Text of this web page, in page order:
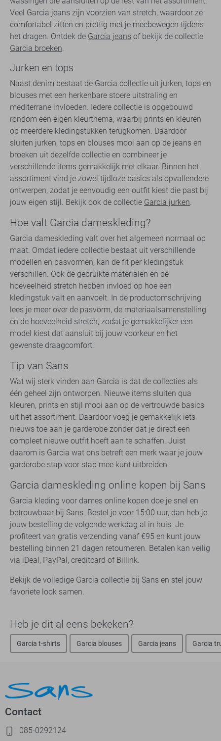
Veel Garcia jeans zijn voorzien van stretch, waardoor ze
comfortabel zitten en prettig met je meebewegen tijdens
het dragen. Ontdek de Garcia jeans of bekijk de collectie
Garcia broeken.
Jurken en tops
Naast denim bestaat de Garcia collectie uit jurken, tops en
blouses met een herkenbare stoere uitstraling en
mediterrane invloeden. Iedere collectie is opgebouwd
rondom een eigen kleurthema, waarbij prints en kleuren
op meerdere kledingstukken terugkomen. Daardoor
sluiten jurken, tops en blouses mooi aan op de jeans en
broeken uit dezelfde collectie en combineer je
verschillende items gemakkelijk met elkaar. Binnen het
assortiment vind je zowel tijdloze basics als opvallendere
ontwerpen, zodat je eenvoudig een outfit kiest die past bij
jouw eigen stijl. Bekijk ook de collectie Garcia jurken.
Hoe valt Garcia dameskleding?
Garcia dameskleding valt over het algemeen normaal op
maat. Omdat iedere collectie bestaat uit verschillende
modellen en pasvormen, kan de fit per kledingstuk
verschillen. Ook de gebruikte materialen en de
hoeveelheid stretch hebben invloed op hoe een
kledingstuk valt en aanvoelt. In de productomschrijving
lees je meer over de pasvorm, de materiaalsamenstelling
en de hoeveelheid stretch, zodat je gemakkelijker een
model kiest dat aansluit bij jouw voorkeur en het
gewenste draagcomfort.
Tip van Sans
Wat wij sterk vinden aan Garcia is dat de collecties als
één geheel zijn ontworpen. Nieuwe items sluiten qua
kleuren, prints en stijl mooi aan op de vertrouwde basics
uit het assortiment. Daardoor voeg je gemakkelijk iets
nieuws toe aan je garderobe zonder dat je direct een
compleet nieuwe outfit hoeft aan te schaffen. Juist
daarom is Garcia wat ons betreft een merk waar je jouw
garderobe stap voor stap mee kunt uitbreiden.
Garcia dameskleding online kopen bij Sans
Garcia kleding voor dames online kopen doe je snel en
betrouwbaar bij Sans. Bestel je voor 15:00 uur, dan heb je
jouw bestelling de volgende werkdag al in huis. Je
profiteert van gratis verzending vanaf €95 en kunt jouw
bestelling binnen 21 dagen retourneren. Betalen kan veilig
via iDeal, PayPal, creditcard of Billink.
Bekijk de volledige Garcia collectie bij Sans en stel jouw
favoriete look samen.
Heb je dit al eens bekeken?
Garcia t-shirts Garcia blouses Garcia jeans Garcia
Contact
085-0292124